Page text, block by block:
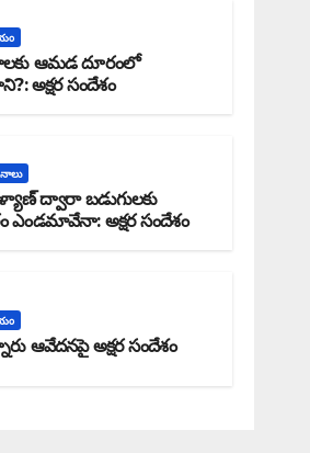
ఆమడ దూరంలో
అక్షర సందేశం
ద్వారా బడుగులకు
ఎండమావేనా: అక్షర సందేశం
ఆవేదనపై అక్షర సందేశం